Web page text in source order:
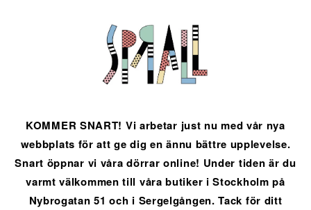
KOMMER SNART! Vi arbetar just nu med vår nya
webbplats för att ge dig en ännu bättre upplevelse.
Snart öppnar vi våra dörrar online! Under tiden är du
varmt välkommen till våra butiker i Stockholm på
Nybrogatan 51 och i Sergelgången. Tack för ditt